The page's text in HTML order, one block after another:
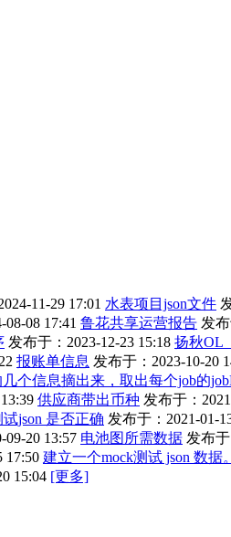
11-29 17:01 水表项目json文件
08 17:41 鲁花共享运营报告 发
发布于：2023-12-23 15:18 扬秋OL
报账单信息 发布于：2023-10-20
个信息摘出来，取出每个job的
供应商带出币种 发布于：
试json 是否正确 发布于：2021-01-
09-20 13:57 电池图所需数据 发布
17:50 建立一个mock测试 json 数据。
15:04 [更多]